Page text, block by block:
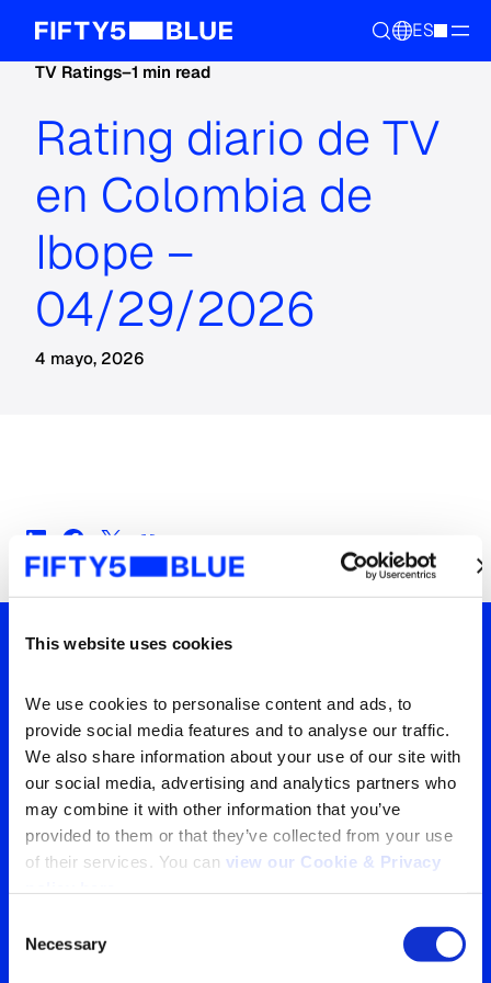
This website uses cookies
We use cookies to personalise content and ads, to
provide social media features and to analyse our traffic.
We also share information about your use of our site with
our social media, advertising and analytics partners who
may combine it with other information that you’ve
provided to them or that they’ve collected from your use
of their services. You can view our Cookie & Privacy
Selection
Necessary
ES
TV Ratings–1 min read
Rating diario de TV
en Colombia de
Ibope –
04/29/2026
4 mayo, 2026
Tu ventana a lo que el
mundo está viendo
Contáctanos para obtener
la visión más clara de tu
audiencia
Contáctanos